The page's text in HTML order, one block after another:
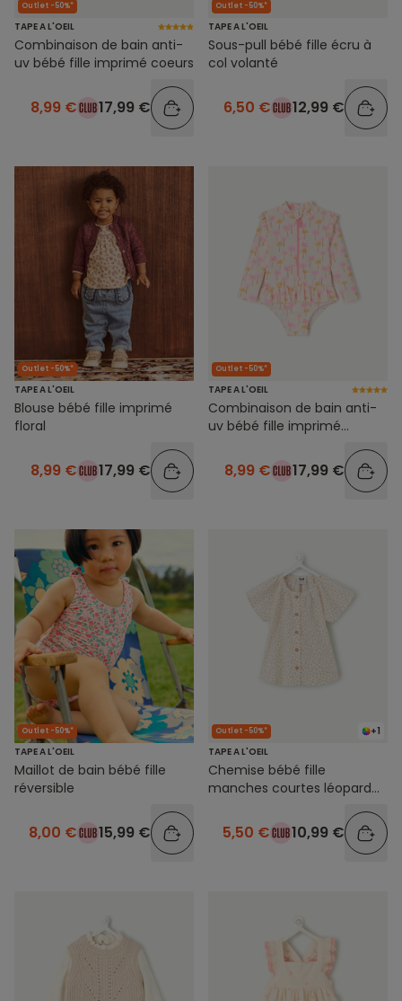
Outlet -50%*
TAPE A L'OEIL
Combinaison de bain anti-
uv bébé fille imprimé coeurs
8,99 € 17,99 €
Outlet -50%*
TAPE A L'OEIL
Sous-pull bébé fille écru à
col volanté
6,50 € 12,99 €
Outlet -50%*
TAPE A L'OEIL
Blouse bébé fille imprimé
floral
8,99 € 17,99 €
Outlet -50%*
TAPE A L'OEIL
Combinaison de bain anti-
uv bébé fille imprimé
8,99 € 17,99 €
Outlet -50%*
TAPE A L'OEIL
Maillot de bain bébé fille
réversible
8,00 € 15,99 €
+1
Outlet -50%*
TAPE A L'OEIL
Chemise bébé fille
manches courtes léopard
5,50 € 10,99 €